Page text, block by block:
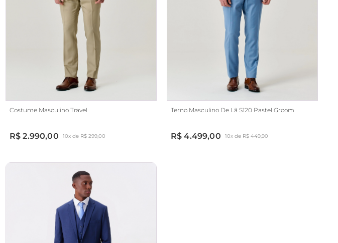
Costume Masculino Travel
R$ 2.990,00 10x de R$ 299,00
Terno Masculino De Lã S120 Pastel Groom
R$ 4.499,00 10x de R$ 449,90